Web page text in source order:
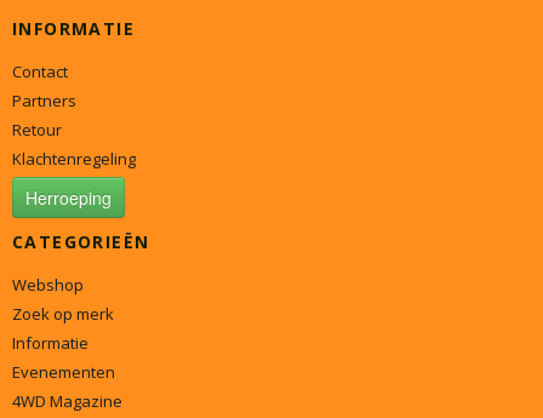
INFORMATIE
Contact
Partners
Retour
Klachtenregeling
Herroeping
CATEGORIEËN
Webshop
Zoek op merk
Informatie
Evenementen
4WD Magazine